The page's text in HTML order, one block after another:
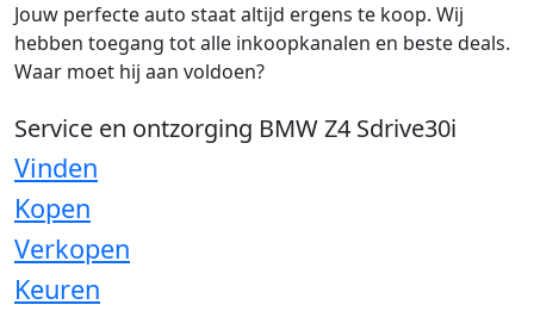
Jouw perfecte auto staat altijd ergens te koop. Wij
hebben toegang tot alle inkoopkanalen en beste deals.
Waar moet hij aan voldoen?
Service en ontzorging BMW Z4 Sdrive30i
Vinden
Kopen
Verkopen
Keuren